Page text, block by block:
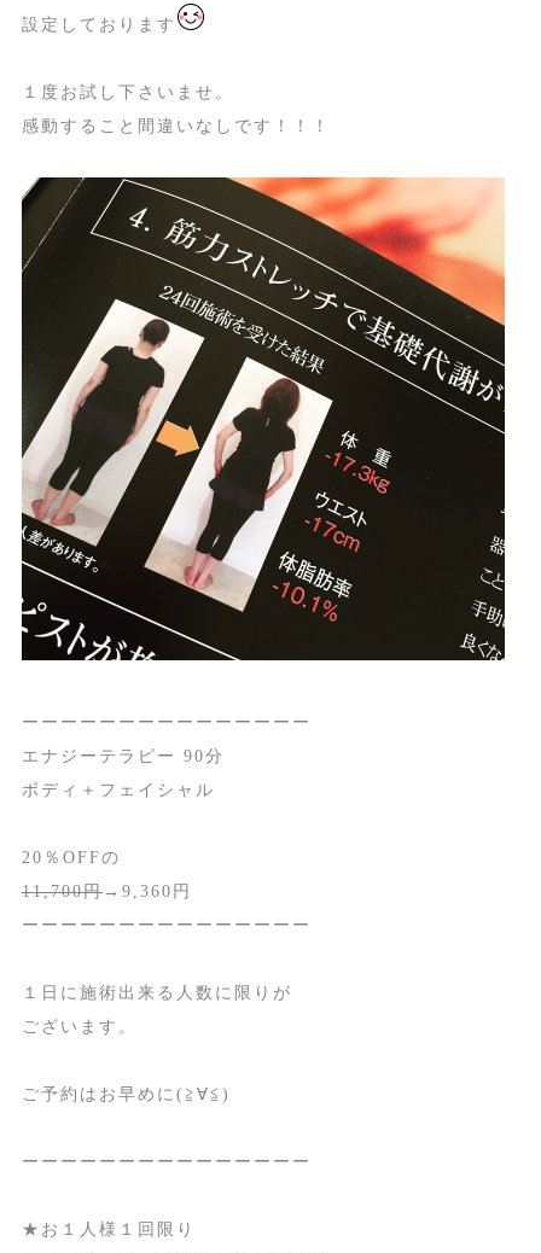
設定しております
１度お試し下さいませ。
感動すること間違いなしです！！！
ーーーーーーーーーーーーーーー
エナジーテラピー 90分
ボディ＋フェイシャル
20％OFFの
11,700円 →9,360円
ーーーーーーーーーーーーーーー
１日に施術出来る人数に限りが
ございます。
ご予約はお早めに(≧∀≦)
ーーーーーーーーーーーーーーー
★お１人様１回限り